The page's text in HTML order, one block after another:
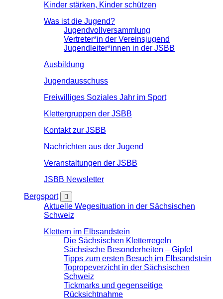
Kinder stärken, Kinder schützen
Was ist die Jugend?
Jugendvollversammlung
Vertreter*in der Vereinsjugend
Jugendleiter*innen in der JSBB
Ausbildung
Jugendausschuss
Freiwilliges Soziales Jahr im Sport
Klettergruppen der JSBB
Kontakt zur JSBB
Nachrichten aus der Jugend
Veranstaltungen der JSBB
JSBB Newsletter
Bergsport
Aktuelle Wegesituation in der Sächsischen
Schweiz
Klettern im Elbsandstein
Die Sächsischen Kletterregeln
Sächsische Besonderheiten – Gipfel
Tipps zum ersten Besuch im Elbsandstein
Topropeverzicht in der Sächsischen
Schweiz
Tickmarks und gegenseitige
Rücksichtnahme